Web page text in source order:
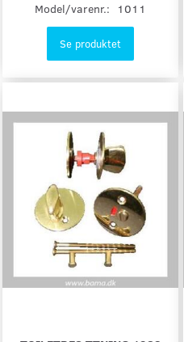
Model/varenr.: 1011
Se produktet